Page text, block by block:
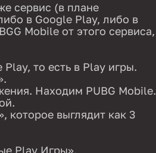
сервис (в плане
в Google Play, либо в
Mobile от этого сервиса,
то есть в Play игры.
Находим PUBG Mobile.
выглядит как 3
Play Игры».